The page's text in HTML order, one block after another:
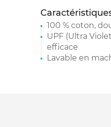
100 % coton,
UPF (Ultra
efficace
Lavable en